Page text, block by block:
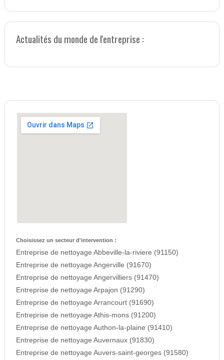
Actualités du monde de l'entreprise :
Choisissez un secteur d'intervention :
Entreprise de nettoyage Abbeville-la-riviere (91150)
Entreprise de nettoyage Angerville (91670)
Entreprise de nettoyage Angervilliers (91470)
Entreprise de nettoyage Arpajon (91290)
Entreprise de nettoyage Arrancourt (91690)
Entreprise de nettoyage Athis-mons (91200)
Entreprise de nettoyage Authon-la-plaine (91410)
Entreprise de nettoyage Auvernaux (91830)
Entreprise de nettoyage Auvers-saint-georges (91580)